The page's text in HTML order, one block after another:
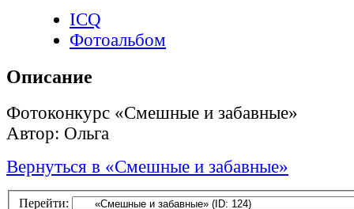
ICQ
Фотоальбом
Описание
Фотоконкурс «Смешные и забавные»
Автор: Ольга
Вернуться в «Смешные и забавные»
Перейти: